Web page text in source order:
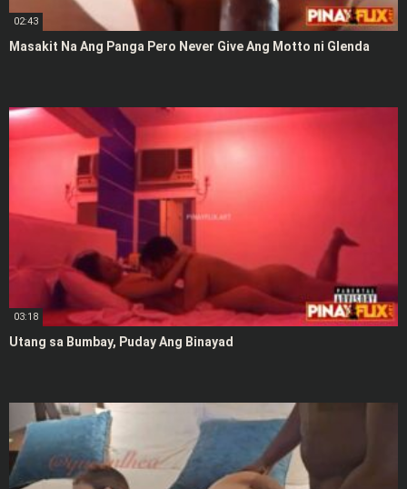
02:43
Masakit Na Ang Panga Pero Never Give Ang Motto ni Glenda
03:18
Utang sa Bumbay, Puday Ang Binayad